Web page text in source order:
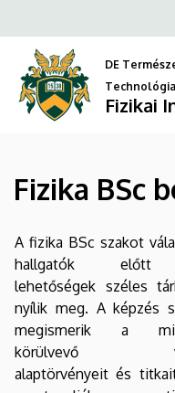
BSc
bemutató
Fizikai
Intézet
a
tartalomra
DE
Fizikai
Fizika BSc
A fizika BSc szakot
hallgatók
lehetőségek széles
nyílik meg. A képzés
megismerik a
körülvevő
alaptörvényeit és